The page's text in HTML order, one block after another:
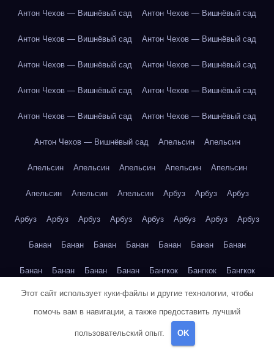
Антон Чехов — Вишнёвый сад Антон Чехов — Вишнёвый сад
Антон Чехов — Вишнёвый сад Антон Чехов — Вишнёвый сад
Антон Чехов — Вишнёвый сад Антон Чехов — Вишнёвый сад
Антон Чехов — Вишнёвый сад Антон Чехов — Вишнёвый сад
Антон Чехов — Вишнёвый сад Антон Чехов — Вишнёвый сад
Антон Чехов — Вишнёвый сад Апельсин Апельсин
Апельсин Апельсин Апельсин Апельсин Апельсин
Апельсин Апельсин Апельсин Арбуз Арбуз Арбуз
Арбуз Арбуз Арбуз Арбуз Арбуз Арбуз Арбуз Арбуз
Банан Банан Банан Банан Банан Банан Банан
Банан Банан Банан Банан Бангкок Бангкок Бангкок
Бангкок Бангкок Бангкок Бангкок Бангкок Бангкок
Бангкок
Бангкок
Этот сайт использует куки-файлы и другие технологии, чтобы
помочь вам в навигации, а также предоставить лучший
пользовательский опыт. OK